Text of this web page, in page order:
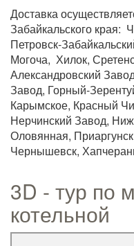
Доставка
Забайкальского края:
Петровск-
Могоча, Хилок,
Александровский
Завод, Горный-
Карымское, Красный
Нерчинский Завод,
Оловянная,
Чернышевск,
3D - тур по
котельной